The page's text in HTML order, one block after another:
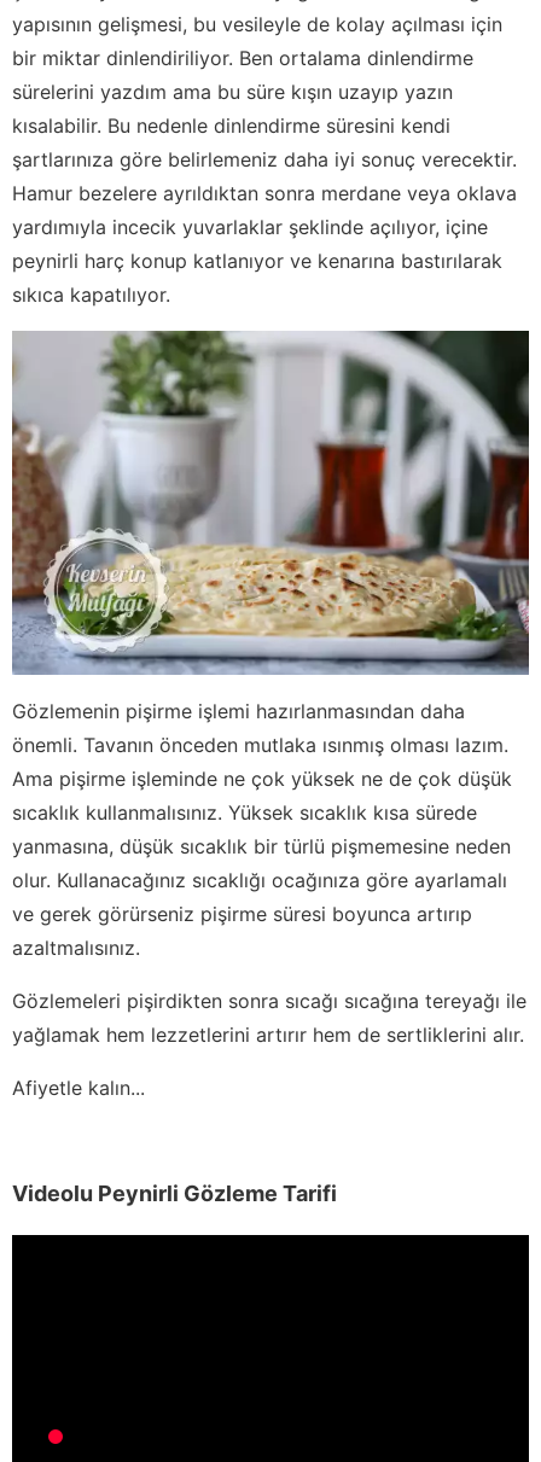
yapısının gelişmesi, bu vesileyle de kolay açılması için
bir miktar dinlendiriliyor. Ben ortalama dinlendirme
sürelerini yazdım ama bu süre kışın uzayıp yazın
kısalabilir. Bu nedenle dinlendirme süresini kendi
şartlarınıza göre belirlemeniz daha iyi sonuç verecektir.
Hamur bezelere ayrıldıktan sonra merdane veya oklava
yardımıyla incecik yuvarlaklar şeklinde açılıyor, içine
peynirli harç konup katlanıyor ve kenarına bastırılarak
sıkıca kapatılıyor.
Gözlemenin pişirme işlemi hazırlanmasından daha
önemli. Tavanın önceden mutlaka ısınmış olması lazım.
Ama pişirme işleminde ne çok yüksek ne de çok düşük
sıcaklık kullanmalısınız. Yüksek sıcaklık kısa sürede
yanmasına, düşük sıcaklık bir türlü pişmemesine neden
olur. Kullanacağınız sıcaklığı ocağınıza göre ayarlamalı
ve gerek görürseniz pişirme süresi boyunca artırıp
azaltmalısınız.
Gözlemeleri pişirdikten sonra sıcağı sıcağına tereyağı ile
yağlamak hem lezzetlerini artırır hem de sertliklerini alır.
Afiyetle kalın...
Videolu Peynirli Gözleme Tarifi